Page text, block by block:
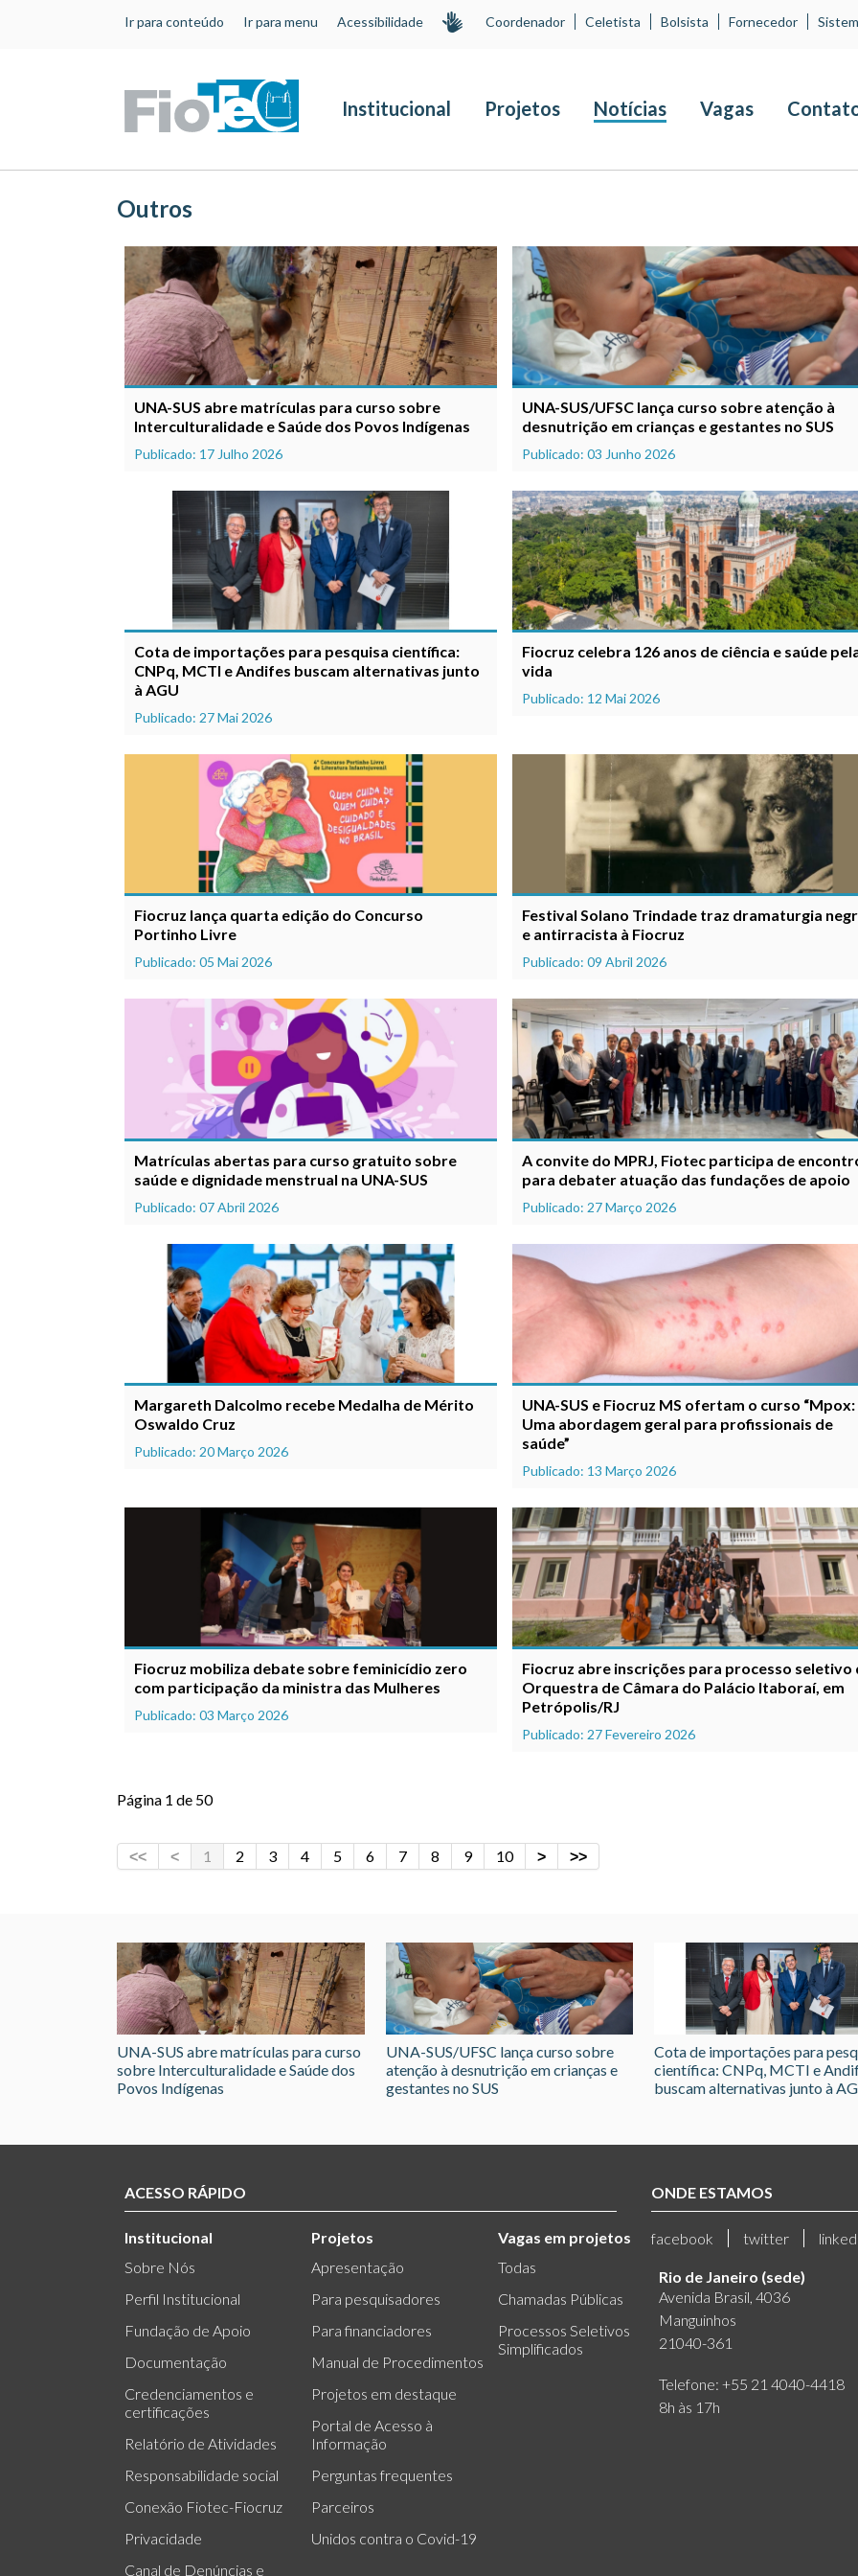
Ir para conteúdo Ir para menu Acessibilidade Coordenador Celetista Bolsista Fornecedor
Institucional Projetos Notícias Vagas
Outros
UNA-SUS abre matrículas para curso sobre
Interculturalidade e Saúde dos Povos Indígenas
Publicado: 17 Julho 2026
UNA-SUS/UFSC lança curso sobre atenção à
desnutrição em crianças e gestantes no SUS
Publicado: 03 Junho 2026
Cota de importações para pesquisa científica:
CNPq, MCTI e Andifes buscam alternativas junto
à AGU
Publicado: 27 Mai 2026
Fiocruz celebra 126 anos de ciência e saúde
vida
Publicado: 12 Mai 2026
Fiocruz lança quarta edição do Concurso
Portinho Livre
Publicado: 05 Mai 2026
Festival Solano Trindade traz dramaturgia
e antirracista à Fiocruz
Publicado: 09 Abril 2026
Matrículas abertas para curso gratuito sobre
saúde e dignidade menstrual na UNA-SUS
Publicado: 07 Abril 2026
A convite do MPRJ, Fiotec participa de
para debater atuação das fundações de apoio
Publicado: 27 Março 2026
Margareth Dalcolmo recebe Medalha de Mérito
Oswaldo Cruz
Publicado: 20 Março 2026
UNA-SUS e Fiocruz MS ofertam o curso “Mpox:
Uma abordagem geral para profissionais de
saúde”
Publicado: 13 Março 2026
Fiocruz mobiliza debate sobre feminicídio zero
com participação da ministra das Mulheres
Publicado: 03 Março 2026
Fiocruz abre inscrições para processo seletivo
Orquestra de Câmara do Palácio Itaboraí, em
Petrópolis/RJ
Publicado: 27 Fevereiro 2026
Página 1 de 50
1 2 3 4 5 6 7 8 9 10
UNA-SUS abre matrículas para curso
sobre Interculturalidade e Saúde dos
Povos Indígenas
UNA-SUS/UFSC lança curso sobre
atenção à desnutrição em crianças e
gestantes no SUS
Cota de importações para
científica: CNPq, MCTI e
buscam alternativas junto à
ACESSO RÁPIDO
Institucional
Sobre Nós
Perfil Institucional
Fundação de Apoio
Documentação
Credenciamentos e
certificações
Relatório de Atividades
Responsabilidade social
Conexão Fiotec-Fiocruz
Privacidade
Canal de Denúncias e
Projetos
Apresentação
Para pesquisadores
Para financiadores
Manual de Procedimentos
Projetos em destaque
Portal de Acesso à
Informação
Perguntas frequentes
Parceiros
Unidos contra o Covid-19
Vagas em projetos
Todas
Chamadas Públicas
Processos Seletivos
Simplificados
ONDE ESTAMOS
facebook twitter
Rio de Janeiro (sede)
Avenida Brasil, 4036
Manguinhos
21040-361
Telefone: +55 21 4040-4418
8h às 17h